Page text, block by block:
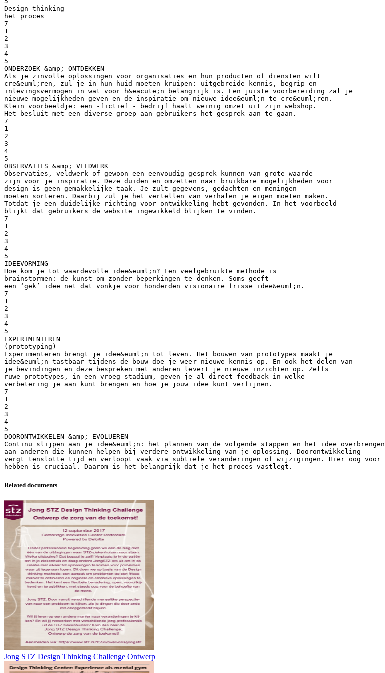
Design thinking
het proces
7
1
2
3
4
5
ONDERZOEK &amp; ONTDEKKEN
Als je zinvolle oplossingen voor organisaties en hun producten of diensten wilt
cre&euml;ren, zul je in hun huid moeten kruipen: uitgebreide kennis, begrip en
inlevingsvermogen in wat voor h&eacute;n belangrijk is. Een juiste voorbereiding zal je
nieuwe mogelijkheden geven en de inspiratie om nieuwe idee&euml;n te cre&euml;ren.
Klein voorbeeldje: een -fictief - bedrijf haalt weinig omzet uit zijn webshop.
Het besluit met een diverse groep aan gebruikers het gesprek aan te gaan.
7
1
2
3
4
5
OBSERVATIES &amp; VELDWERK
Observaties, veldwerk of gewoon een eenvoudig gesprek kunnen van grote waarde
zijn voor je inspiratie. Deze duiden en omzetten naar bruikbare mogelijkheden voor
design is geen gemakkelijke taak. Je zult gegevens, gedachten en meningen
moeten sorteren. Daarbij zul je het vertellen van verhalen je eigen moeten maken.
Totdat je een duidelijke richting voor ontwikkeling hebt gevonden. In het voorbeeld
blijkt dat gebruikers de website ingewikkeld blijken te vinden.
7
1
2
3
4
5
IDEEVORMING
Hoe kom je tot waardevolle idee&euml;n? Een veelgebruikte methode is
brainstormen: de kunst om zonder beperkingen te denken. Soms geeft
een ‘gek’ idee net dat vonkje voor honderden visionaire frisse idee&euml;n.
7
1
2
3
4
5
EXPERIMENTEREN
(prototyping)
Experimenteren brengt je idee&euml;n tot leven. Het bouwen van prototypes maakt je
idee&euml;n tastbaar tijdens de bouw doe je weer nieuwe kennis op. En ook het delen van
je bevindingen en deze bespreken met anderen levert je nieuwe inzichten op. Zelfs
ruwe prototypes, in een vroeg stadium, geven je al direct feedback in welke
verbetering je aan kunt brengen en hoe je jouw idee kunt verfijnen.
7
1
2
3
4
5
DOORONTWIKKELEN &amp; EVOLUEREN
Continu slijpen aan je idee&euml;n: het plannen van de volgende stappen en het idee overbrengen
aan anderen die kunnen helpen bij verdere ontwikkeling van je oplossing. Doorontwikkeling
vergt tenslotte tijd en verloopt vaak via subtiele veranderingen of wijzigingen. Hier oog voor
Related documents
Jong STZ Design Thinking Challenge Ontwerp